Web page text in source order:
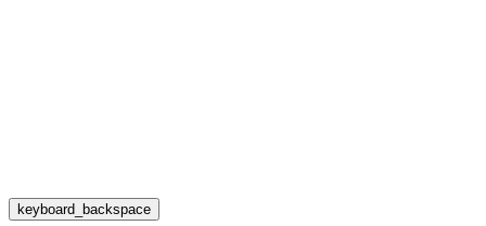
keyboard_backspace